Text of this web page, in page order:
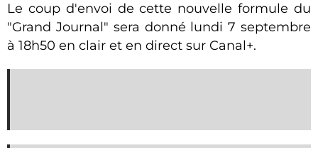
Le coup d'envoi de cette nouvelle formule du
"Grand Journal" sera donné lundi 7 septembre
à 18h50 en clair et en direct sur Canal+.